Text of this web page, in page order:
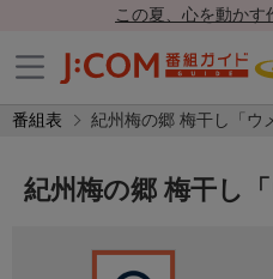
この夏、心を動かす
番組表 紀州梅の郷 梅干し「ウ
紀州梅の郷 梅干し「